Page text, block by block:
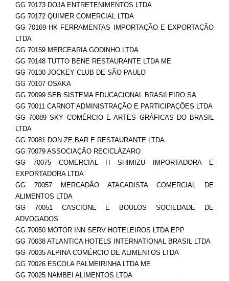
GG 70173 DOJA ENTRETENIMENTOS LTDA
GG 70172 QUIMER COMERCIAL LTDA
GG 70169 HK FERRAMENTAS IMPORTAÇÃO E EXPORTAÇÃO
LTDA
GG 70159 MERCEARIA GODINHO LTDA
GG 70148 TUTTO BENE RESTAURANTE LTDA ME
GG 70130 JOCKEY CLUB DE SÃO PAULO
GG 70107 OSAKA
GG 70099 SEB SISTEMA EDUCACIONAL BRASILEIRO SA
GG 70011 CARNOT ADMINISTRAÇÃO E PARTICIPAÇÕES LTDA
GG 70089 SKY COMÉRCIO E ARTES GRÁFICAS DO BRASIL
LTDA
GG 70081 DON ZE BAR E RESTAURANTE LTDA
GG 70079 ASSOCIAÇÃO RECICLÁZARO
GG 70075 COMERCIAL H SHIMIZU IMPORTADORA E
EXPORTADORA LTDA
GG 70057 MERCADÃO ATACADISTA COMERCIAL DE
ALIMENTOS LTDA
GG 70051 CASCIONE E BOULOS SOCIEDADE DE
ADVOGADOS
GG 70050 MOTOR INN SERV HOTELEIROS LTDA EPP
GG 70038 ATLANTICA HOTELS INTERNATIONAL BRASIL LTDA
GG 70035 ALPINA COMÉRCIO DE ALIMENTOS LTDA
GG 70026 ESCOLA PALMEIRINHA LTDA ME
GG 70025 NAMBEI ALIMENTOS LTDA